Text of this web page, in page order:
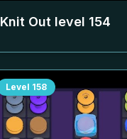
Knit Out level 154
Level 158